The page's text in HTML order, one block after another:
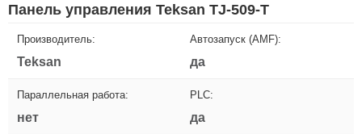
Панель управления Teksan TJ-509-T
Производитель:
Teksan
Автозапуск (AMF):
да
Параллельная работа:
нет
PLC:
да